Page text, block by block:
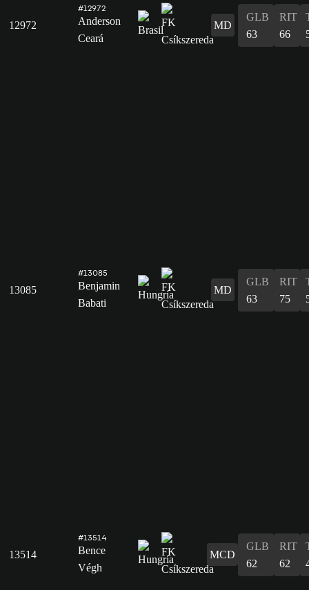
12972
#12972
Anderson
Ceará
MD
GLB
63
RIT
66
13085
#13085
Benjamin
Babati
MD
GLB
63
RIT
75
13514
#13514
Bence
Végh
MCD
GLB
62
RIT
62